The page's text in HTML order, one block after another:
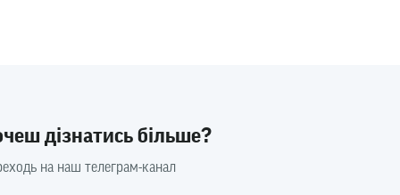
дізнатись більше?
на наш телеграм-канал